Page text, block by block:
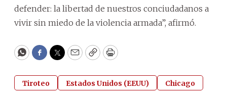
defender: la libertad de nuestros conciudadanos a
vivir sin miedo de la violencia armada”, afirmó.
WhatsApp
Facebook
Twitter
EmailCopyPrint
Tiroteo Estados Unidos (EEUU) Chicago